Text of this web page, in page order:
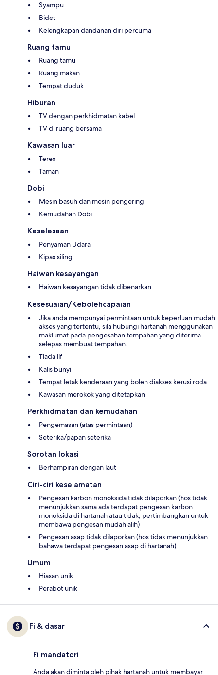
Syampu
Bidet
Kelengkapan dandanan diri percuma
Ruang tamu
Ruang tamu
Ruang makan
Tempat duduk
Hiburan
TV dengan perkhidmatan kabel
TV di ruang bersama
Kawasan luar
Teres
Taman
Dobi
Mesin basuh dan mesin pengering
Kemudahan Dobi
Keselesaan
Penyaman Udara
Kipas siling
Haiwan kesayangan
Haiwan kesayangan tidak dibenarkan
Kesesuaian/Kebolehcapaian
Jika anda mempunyai permintaan untuk keperluan mudah
akses yang tertentu, sila hubungi hartanah menggunakan
maklumat pada pengesahan tempahan yang diterima
selepas membuat tempahan.
Tiada lif
Kalis bunyi
Tempat letak kenderaan yang boleh diakses kerusi roda
Kawasan merokok yang ditetapkan
Perkhidmatan dan kemudahan
Pengemasan (atas permintaan)
Seterika/papan seterika
Sorotan lokasi
Berhampiran dengan laut
Ciri-ciri keselamatan
Pengesan karbon monoksida tidak dilaporkan (hos tidak
menunjukkan sama ada terdapat pengesan karbon
monoksida di hartanah atau tidak; pertimbangkan untuk
membawa pengesan mudah alih)
Pengesan asap tidak dilaporkan (hos tidak menunjukkan
bahawa terdapat pengesan asap di hartanah)
Umum
Hiasan unik
Perabot unik
Fi & dasar
Fi mandatori
Anda akan diminta oleh pihak hartanah untuk membayar